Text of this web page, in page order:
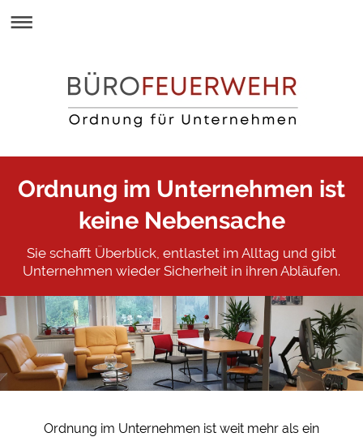
Ordnung im Unternehmen ist
keine Nebensache
Sie schafft Überblick, entlastet im Alltag und gibt
Unternehmen wieder Sicherheit in ihren Abläufen.
Ordnung im Unternehmen ist weit mehr als ein